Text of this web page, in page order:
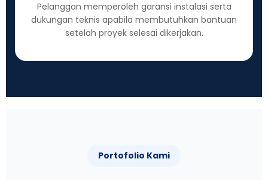
Pelanggan memperoleh garansi instalasi serta
dukungan teknis apabila membutuhkan bantuan
setelah proyek selesai dikerjakan.
Portofolio Kami